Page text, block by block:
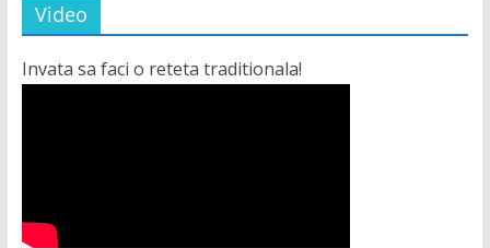
Video
Invata sa faci o reteta traditionala!